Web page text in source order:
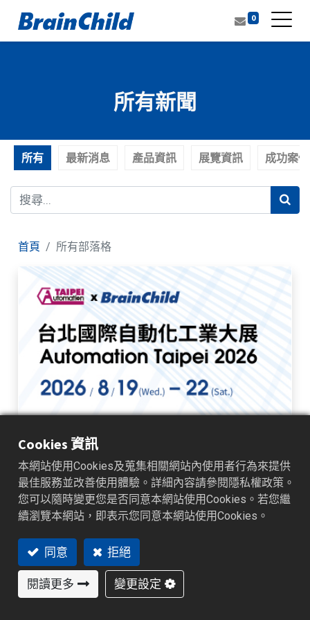
0
所有新聞
所有 最新消息 產品資訊 展覽資訊 成功案例
首頁 所有部落格
2026 台北國際自動化工業大展
偉林電子將參加 2026 台北國際自動化工業大展（Automation Taipei
2026），誠摯邀請您蒞臨展位 L102，探索新一代工業監測、數據管
理與自動化控制解決方案。 本次展會將以全新 DR 分散式資料記錄系
統 為核心，展現無線通訊、分散部署與集中管理如何突破傳統配線限
制，協助企業更靈活地掌握設備、製程與環境數據。 現場亦將展出
展覽資訊
2026/07/23
Cookies 資訊
本網站使用Cookies及蒐集相關網站內使用者行為來提供
最佳服務並改善使用體驗。詳細內容請參閱隱私權政策。
您可以隨時變更您是否同意本網站使用Cookies。若您繼
續瀏覽本網站，即表示您同意本網站使用Cookies。
同意 拒絕
閱讀更多 變更設定